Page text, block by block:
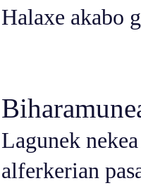
Halaxe akabo
Lagunek
alferkerian